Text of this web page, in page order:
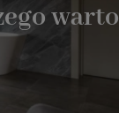
warto